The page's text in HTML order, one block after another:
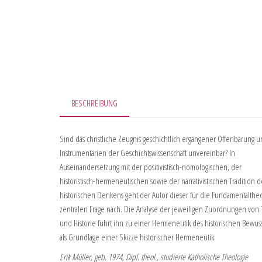
BESCHREIBUNG
Sind das christliche Zeugnis geschichtlich ergangener Offenbarung
Instrumentarien der Geschichtswissenschaft unvereinbar? In
Auseinandersetzung mit der positivistisch-nomologischen, der
historistisch-hermeneutischen sowie der narrativistischen Tradition
historischen Denkens geht der Autor dieser für die
zentralen Frage nach. Die Analyse der jeweiligen Zuordnungen
und Historie führt ihn zu einer Hermeneutik des historischen
als Grundlage einer Skizze historischer Hermeneutik.
Erik Müller, geb. 1974, Dipl. theol., studierte Katholische Theologie